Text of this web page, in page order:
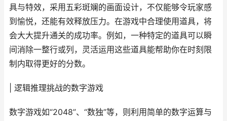
具与特效，采用五彩斑斓的画面设计，不仅能够令玩家感
到愉悦，还能有效释放压力。在游戏中合理使用道具，将
会大大提升通关的成功率。例如，一种特定的道具可以瞬
间消除一整行或列，灵活运用这些道具能帮助你在时刻限
制内取得更好的分数。
| 逻辑推理挑战的数字游戏
数字游戏如“2048”、“数独”等，则利用简单的数字运算与